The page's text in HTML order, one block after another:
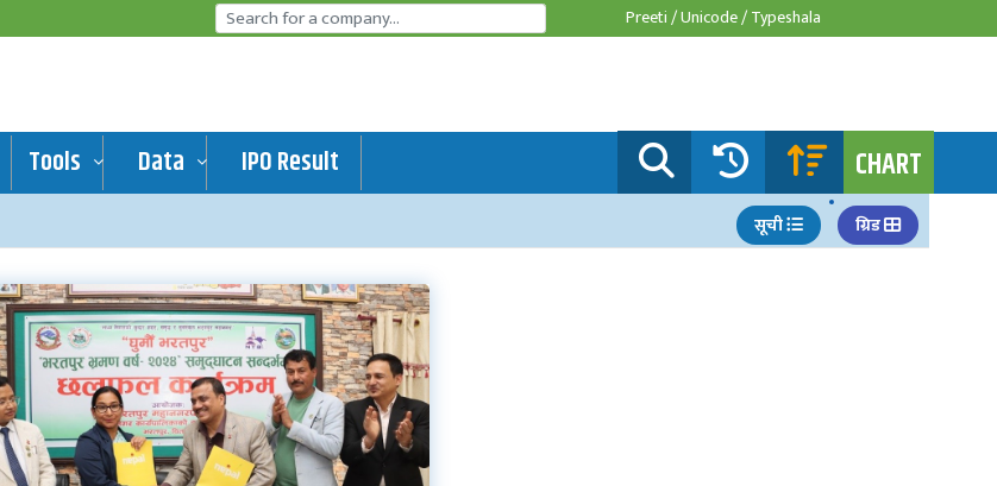
Preeti /Unicode /Typeshala
Tools Data IPO Result CHART
सूची ग्रिड